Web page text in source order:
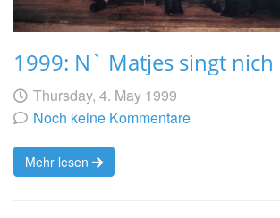
1999: N` Matjes singt
Geschrieben
von
am Thursday, 4. May 1999
Noch keine Kommentare
Mehr lesen